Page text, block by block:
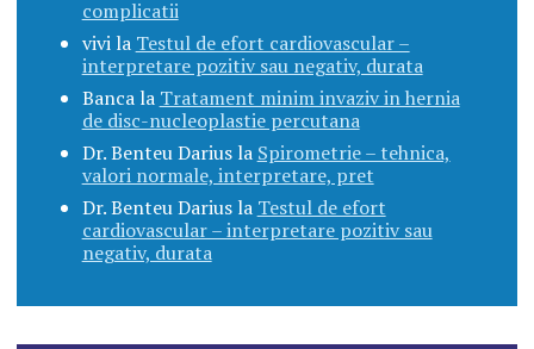
complicatii
vivila Testul de efort cardiovascular –
interpretare pozitiv sau negativ, durata
Bancala Tratament minim invaziv in hernia
de disc-nucleoplastie percutana
Dr. Benteu Dariusla Spirometrie – tehnica,
valori normale, interpretare, pret
Dr. Benteu Dariusla Testul de efort
cardiovascular – interpretare pozitiv sau
negativ, durata